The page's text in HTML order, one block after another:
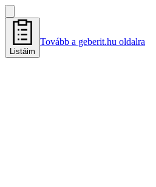
Listáim
Tovább a geberit.hu oldalra